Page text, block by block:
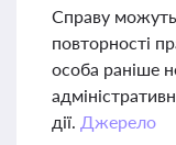
Справу можуть
повторності
особа раніше
дії. Джерело